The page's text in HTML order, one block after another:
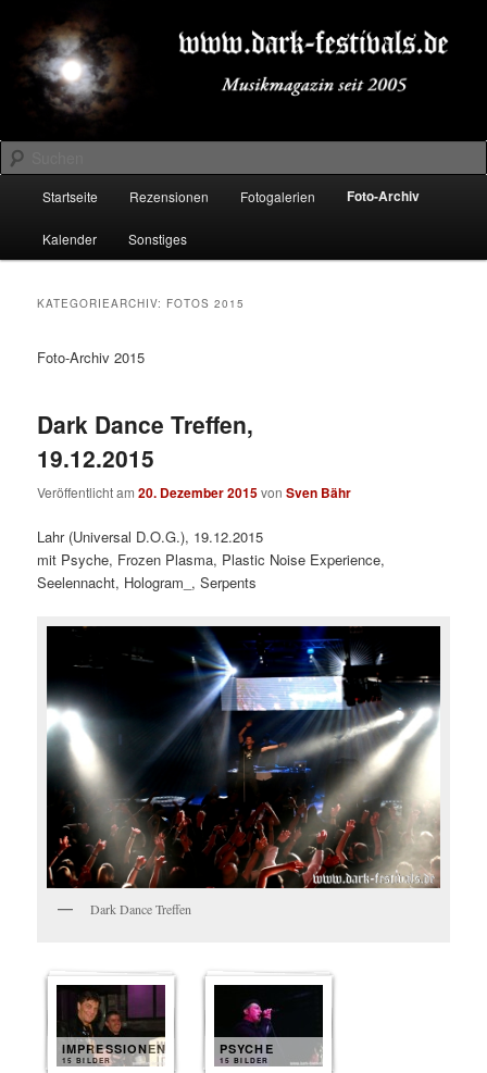
primären
Inhalt
springen
sekundären
Inhalt
springenDARK-FESTIVALS.DE
Suchen
Startseite Rezensionen Fotogalerien Foto-Archiv
Kalender Sonstiges
KATEGORIEARCHIV: FOTOS 2015
Foto-Archiv 2015
Dark Dance Treffen,
19.12.2015
Veröffentlicht am20. Dezember 2015vonSven Bähr
Lahr (Universal D.O.G.), 19.12.2015
mit Psyche, Frozen Plasma, Plastic Noise Experience,
Seelennacht, Hologram_, Serpents
Dark Dance Treffen
IMPRESSIONEN
15 BILDER
PSYCHE
15 BILDER